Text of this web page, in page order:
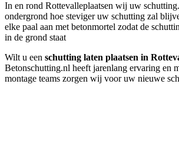
In en rond Rottevalleplaatsen wij uw
ondergrond hoe steviger uw schutting zal
elke paal aan met betonmortel zodat de
in de grond staat
Wilt u een schutting laten plaatsen in
Betonschutting.nl heeft jarenlang ervaring en
montage teams zorgen wij voor uw nieuwe